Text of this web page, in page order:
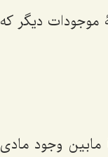
موجودات دیگر که
مابین وجود مادی